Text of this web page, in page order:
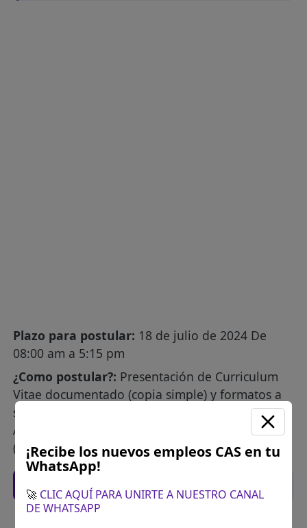
Plazo para postular: 18 de julio de 2024 De
08:00 am a 5:15 pm
¿Como postular?: Presentación de Curriculum
Vitae documentado (copia simple) y formatos a
solicitar en Oficina de Secretaria General,
Atención al Ciudadano e Imagen Institucional.
(Av. Cajamarca 394, Condebamba)
Recomendaciones para postular
¡Recibe los nuevos empleos CAS en tu
WhatsApp!
🚀 CLIC AQUÍ PARA UNIRTE A NUESTRO CANAL
DE WHATSAPP